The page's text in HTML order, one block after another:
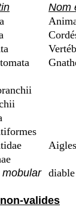
Nom
non-valides